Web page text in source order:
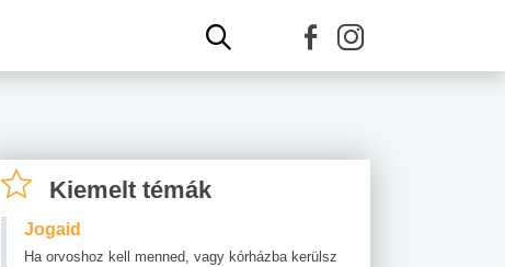
Kiemelt témák
Jogaid
Ha orvoshoz kell menned, vagy kórházba kerülsz